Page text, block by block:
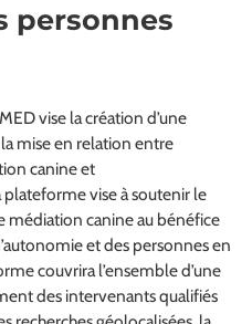
personnes
vise la création d’une
mise en relation entre
canine et
vise à soutenir le
canine au bénéfice
et des personnes en
couvrira l’ensemble d’une
des intervenants qualifiés